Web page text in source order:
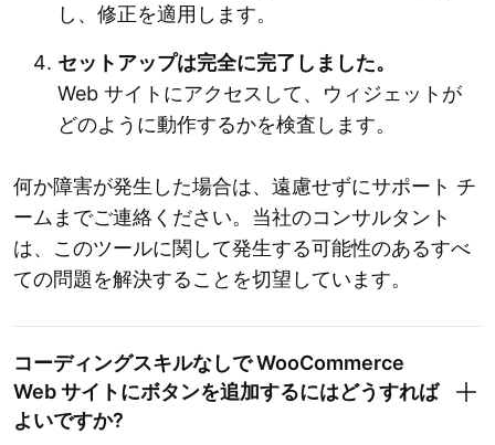
し、修正を適用します。
セットアップは完全に完了しました。
Web サイトにアクセスして、ウィジェットが
どのように動作するかを検査します。
何か障害が発生した場合は、遠慮せずにサポート チ
ームまでご連絡ください。当社のコンサルタント
は、このツールに関して発生する可能性のあるすべ
ての問題を解決することを切望しています。
コーディングスキルなしで WooCommerce
Web サイトにボタンを追加するにはどうすれば
よいですか?